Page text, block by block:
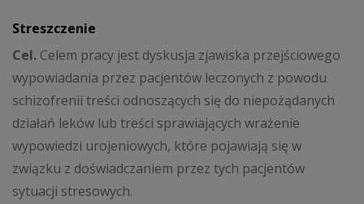
Streszczenie
Cel. Celem pracy jest dyskusja zjawiska przejściowego
wypowiadania przez pacjentów leczonych z powodu
schizofrenii treści odnoszących się do niepożądanych
działań leków lub treści sprawiających wrażenie
wypowiedzi urojeniowych, które pojawiają się w
związku z doświadczaniem przez tych pacjentów
sytuacji stresowych.